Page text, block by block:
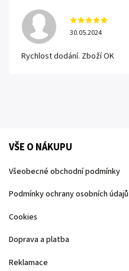
30.05.2024
Rychlost dodání. Zboží OK
VŠE O NÁKUPU
Všeobecné obchodní podmínky
Podmínky ochrany osobních údajů
Cookies
Doprava a platba
Reklamace